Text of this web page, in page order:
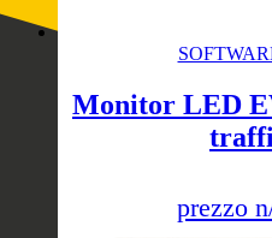
Monitor LED
prezzo